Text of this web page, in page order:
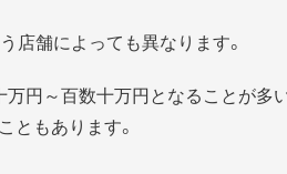
店舗によっても異なります。
円～百数十万円となることが多い
もあります。